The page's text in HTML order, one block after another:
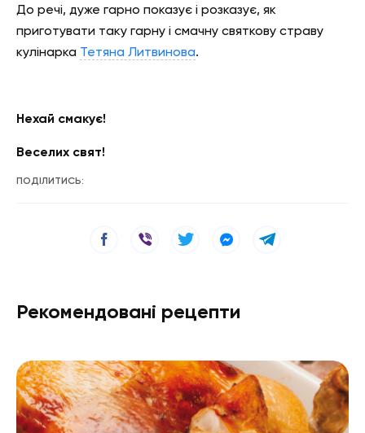
До речі, дуже гарно показує і розказує, як
приготувати таку гарну і смачну святкову страву
кулінарка Тетяна Литвинова.
Нехай смакує!
Веселих свят!
ПОДІЛИТИСЬ:
Рекомендовані рецепти